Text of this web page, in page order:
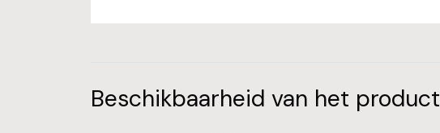
Beschikbaarheid van het product